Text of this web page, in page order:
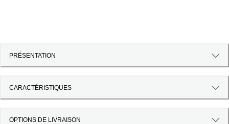
PRÉSENTATION
CARACTÉRISTIQUES
OPTIONS DE LIVRAISON